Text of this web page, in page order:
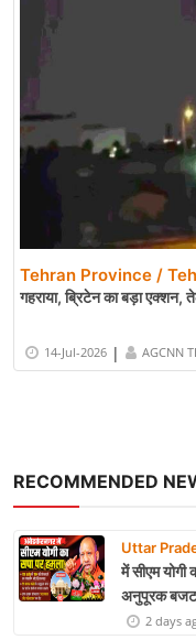
RECOMMENDED
Uttar
में सीएम योगी
अनुपूरक बजट
2 days
Tehran Province /
गहराया, ब्रिटेन का बड़ा एक्शन,
14-Jul-2026 | AGCNN